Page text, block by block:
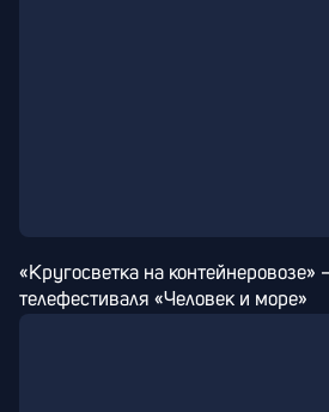
«Кругосветка на контейнеровозе»
телефестиваля «Человек и море»